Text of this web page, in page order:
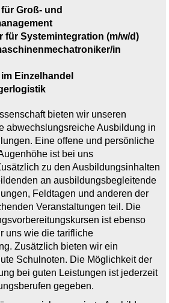
Groß- und
für Systemintegration (m/w/d)
in
Einzelhandel
bieten wir unseren
abwechslungsreiche Ausbildung in
Eine offene und persönliche
ist bei uns
zu den Ausbildungsinhalten
an ausbildungsbegleitende
Feldtagen und anderen der
Veranstaltungen teil. Die
ist ebenso
uns wie die tarifliche
Zusätzlich bieten wir ein
Schulnoten. Die Möglichkeit der
bei guten Leistungen ist jederzeit
gegeben.